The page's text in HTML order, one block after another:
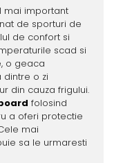
mai important
de sporturi de
de confort si
scad si
o geaca
o zi
din cauza frigului.
folosind
a oferi protectie
mai
sa le urmaresti